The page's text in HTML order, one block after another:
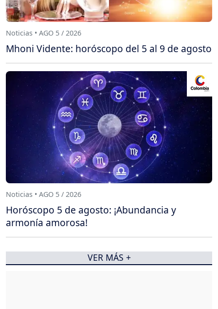
Noticias • AGO 5 / 2026
Mhoni Vidente: horóscopo del 5 al 9 de agosto
Noticias • AGO 5 / 2026
Horóscopo 5 de agosto: ¡Abundancia y
armonía amorosa!
VER MÁS +